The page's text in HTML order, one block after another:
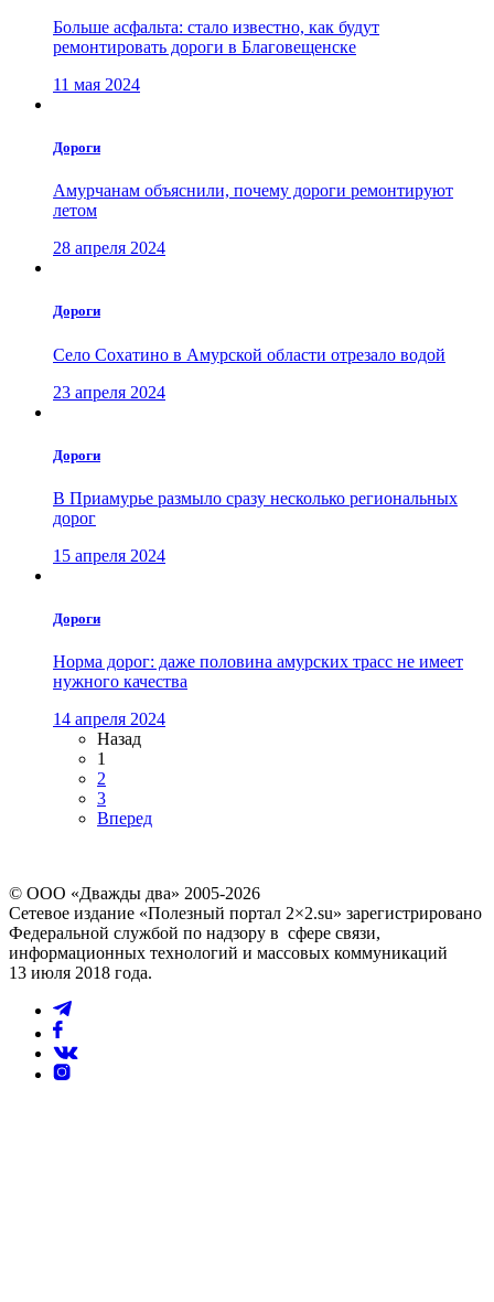
Больше асфальта: стало известно, как будут
ремонтировать дороги в Благовещенске
11 мая 2024
Дороги
Амурчанам объяснили, почему дороги ремонтируют
летом
28 апреля 2024
Дороги
Село Сохатино в Амурской области отрезало водой
23 апреля 2024
Дороги
В Приамурье размыло сразу несколько региональных
дорог
15 апреля 2024
Дороги
Норма дорог: даже половина амурских трасс не имеет
нужного качества
14 апреля 2024
Назад
1
2
3
Вперед
© ООО «Дважды два» 2005-2026
Сетевое издание «Полезный портал 2×2.su» зарегистрировано
Федеральной службой по надзору в сфере связи,
информационных технологий и массовых коммуникаций
13 июля 2018 года.